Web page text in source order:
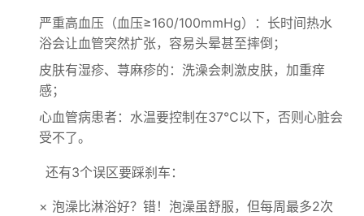
严重高血压（血压≥160/100mmHg）：长时间热水
浴会让血管突然扩张，容易头晕甚至摔倒；
皮肤有湿疹、荨麻疹的：洗澡会刺激皮肤，加重痒
感；
心血管病患者：水温要控制在37℃以下，否则心脏会
受不了。
还有3个误区要踩刹车：
× 泡澡比淋浴好？错！泡澡虽舒服，但每周最多2次